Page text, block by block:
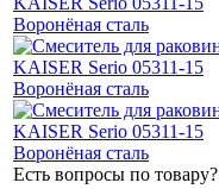
Есть вопросы по товару?